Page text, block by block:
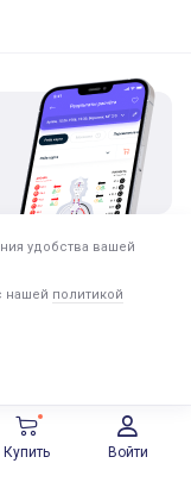
Купить Войти
удобства вашей
нашей политикой